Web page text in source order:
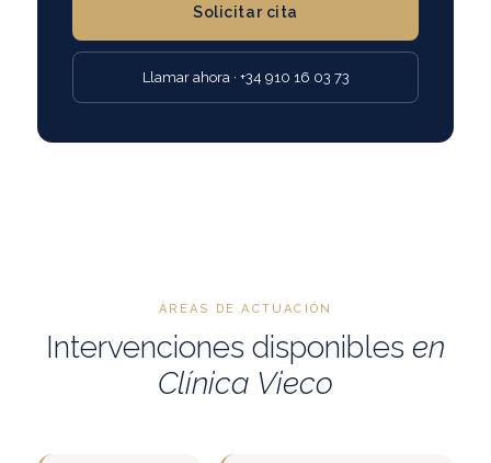
Solicitar cita
Llamar ahora · +34 910 16 03 73
ÁREAS DE ACTUACIÓN
Intervenciones disponibles en
Clínica Vieco